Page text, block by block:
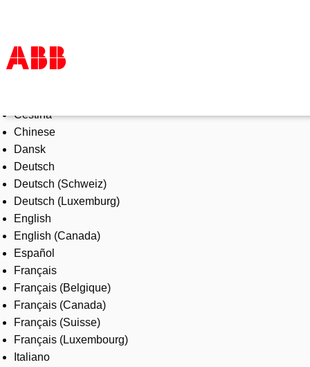
Products & Solutions
Industries
Services
About us
Where to buy
Contact us
Careers
Čeština
Chinese
Dansk
Deutsch
Deutsch (Schweiz)
Deutsch (Luxemburg)
English
English (Canada)
Español
Français
Français (Belgique)
Français (Canada)
Français (Suisse)
Français (Luxembourg)
Italiano